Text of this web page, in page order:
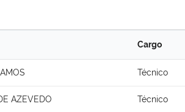
Cargo
Técnico
AZEVEDO Técnico